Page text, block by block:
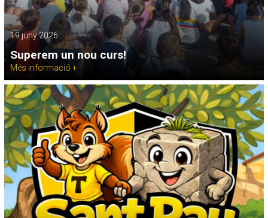
19 juny 2026
Superem un nou curs!
Més informació +